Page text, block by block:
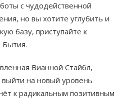
с чудодейственной
но вы хотите углубить и
базу, приступайте к
Вианной Стайбл,
на новый уровень
к радикальным позитивным